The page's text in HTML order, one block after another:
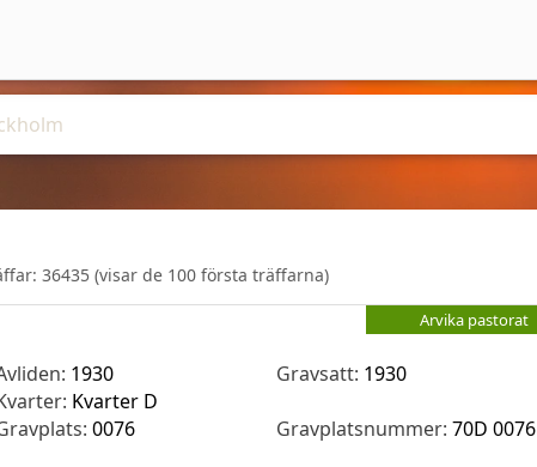
36435 (visar de 100 första träffarna)
Arvika pastorat
1930 Gravsatt: 1930
Kvarter D
0076 Gravplatsnummer: 70D 0076